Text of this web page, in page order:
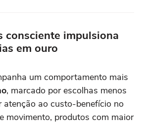
consciente impulsiona
em ouro
um comportamento mais
, marcado por escolhas menos
atenção ao custo-benefício no
movimento, produtos com maior